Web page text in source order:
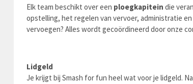
Elk team beschikt over een ploegkapitein die
opstelling, het regelen van vervoer, administratie
vervoegen? Alles wordt gecoördineerd door onze
Lidgeld
Je krijgt bij Smash for fun heel wat voor je lidgeld.